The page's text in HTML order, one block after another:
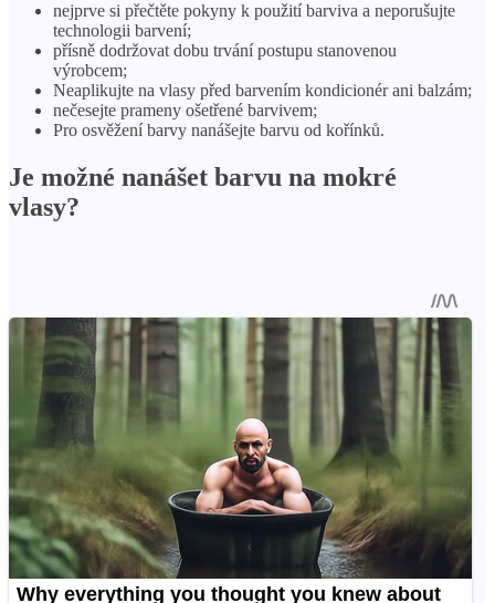
nejprve si přečtěte pokyny k použití barviva a neporušujte
technologii barvení;
přísně dodržovat dobu trvání postupu stanovenou
výrobcem;
Neaplikujte na vlasy před barvením kondicionér ani balzám;
nečesejte prameny ošetřené barvivem;
Pro osvěžení barvy nanášejte barvu od kořínků.
Je možné nanášet barvu na mokré
vlasy?